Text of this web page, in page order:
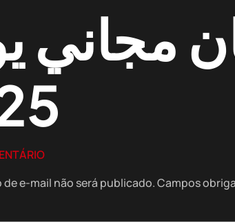
مجاني
de e-mail não será publicado.Campos